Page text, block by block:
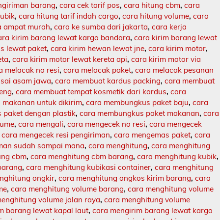
barang,cara cek tarif pos,cara hitung cbm,cara
,cara hitung tarif indah cargo,cara hitung volume,cara
ampat murah,cara ke sumba dari jakarta,cara kerja
kirim barang lewat kargo bandara,cara kirim barang lewat
lewat paket,cara kirim hewan lewat jne,cara kirim motor,
,cara kirim motor lewat kereta api,cara kirim motor via
melacak no resi,cara melacak paket,cara melacak pesanan
asam jawa,cara membuat kardus packing,cara membuat
,cara membuat tempat kosmetik dari kardus,cara
makanan untuk dikirim,cara membungkus paket baju,cara
paket dengan plastik,cara membungkus paket makanan,cara
,cara mengali,cara mengecek no resi,cara mengecek
cara mengecek resi pengiriman,cara mengemas paket,cara
sudah sampai mana,cara menghitung,cara menghitung
cbm,cara menghitung cbm barang,cara menghitung kubik,
,cara menghitung kubikasi container,cara menghitung
ongkir,cara menghitung ongkos kirim barang,cara
,cara menghitung volume barang,cara menghitung volume
volume jalan raya,cara menghitung volume
barang lewat kapal laut,cara mengirim barang lewat kargo